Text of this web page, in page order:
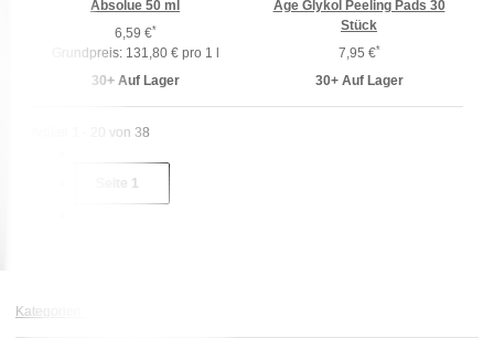
Absolue 50 ml
6,59 €*
Grundpreis: 131,80 € pro 1 l
30+ Auf Lager
Age Glykol Peeling Pads 30
Stück
7,95 €*
30+ Auf Lager
Artikel 1 - 20 von 38
Seite 1
Kategorien